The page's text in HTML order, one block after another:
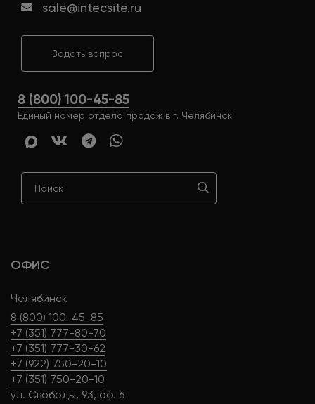
sale@intecsite.ru
Задать вопрос
8 (800) 100-45-85
Единый номер отдела продаж в г. Челябинск
ОФИС
Челябинск
8 (800) 100-45-85
+7 (351) 777-80-70
+7 (351) 777-30-62
+7 (922) 750-20-10
+7 (351) 750-20-10
ул. Свободы, 93, оф. 6